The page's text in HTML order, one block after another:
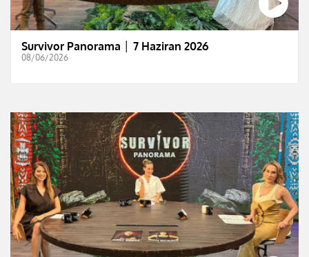
Survivor Panorama │ 7 Haziran 2026
08/06/2026